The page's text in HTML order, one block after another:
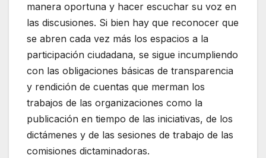
manera oportuna y hacer escuchar su voz en
las discusiones. Si bien hay que reconocer que
se abren cada vez más los espacios a la
participación ciudadana, se sigue incumpliendo
con las obligaciones básicas de transparencia
y rendición de cuentas que merman los
trabajos de las organizaciones como la
publicación en tiempo de las iniciativas, de los
dictámenes y de las sesiones de trabajo de las
comisiones dictaminadoras.